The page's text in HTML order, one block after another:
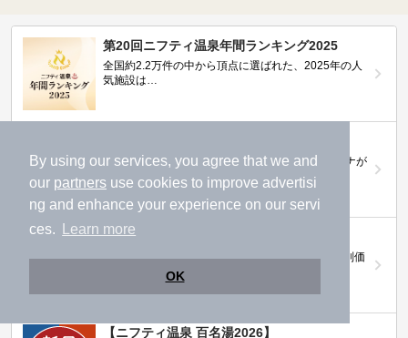
By using our services, you agree that we and
our partners use cookies to improve advertisi
ng and enhance your experience on our servi
ces.
Learn more
OK
第20回ニフティ温泉年間ランキング2025
全国約2.2万件の中から頂点に選ばれた、2025年の人
気施設は…
おふろ好きユーザーの投票により、全国No.1サウナが
ニフティ温泉プレミアムクーポン
ノジマモバイル会員向け 通常よりもお得な「特別価
格」で人気の温泉を満喫できる！
【ニフティ温泉 百名湯2026】